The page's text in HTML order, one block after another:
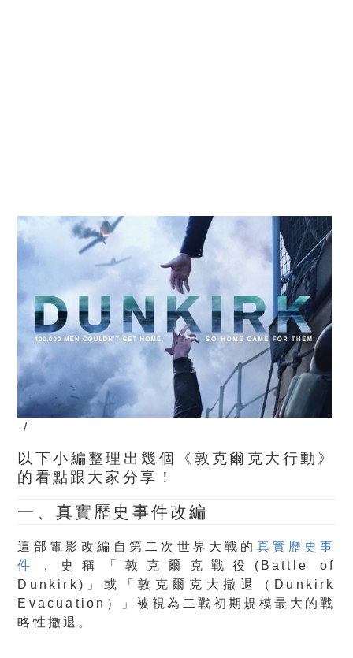
/
以下小編整理出幾個《敦克爾克大行動》
的看點跟大家分享！
一、真實歷史事件改編
這部電影改編自第二次世界大戰的 真實歷史事
件
，史稱「敦克爾克戰役(Battle of
Dunkirk)」或「敦克爾克大撤退（Dunkirk
Evacuation）」被視為二戰初期規模最大的戰
略性撤退。